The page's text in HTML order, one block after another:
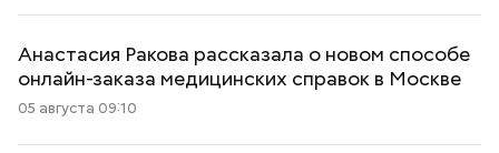
Анастасия Ракова рассказала о новом способе
онлайн-заказа медицинских справок в Москве
05 августа 09:10